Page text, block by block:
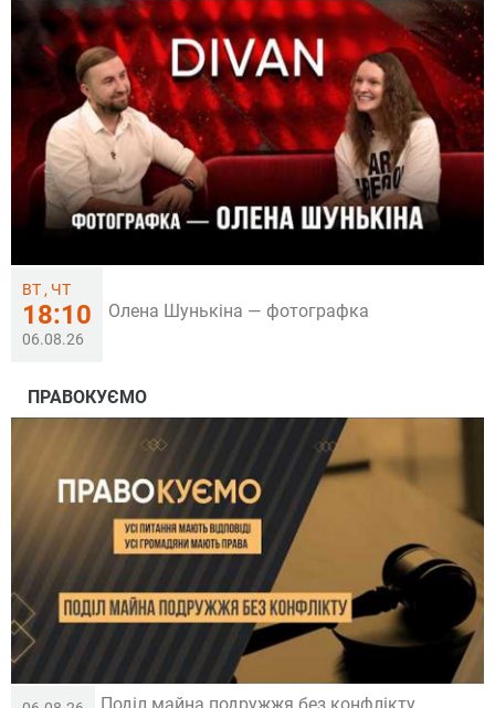
ВТ , ЧТ
18:10
06.08.26
Олена Шунькіна — фотографка
ПРАВОКУЄМО